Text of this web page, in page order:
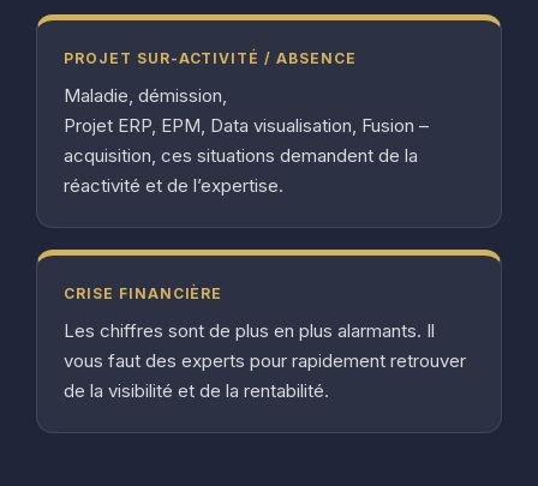
PROJET SUR-ACTIVITÉ / ABSENCE
Maladie, démission,
Projet ERP, EPM, Data visualisation, Fusion –
acquisition, ces situations demandent de la
réactivité et de l’expertise.
CRISE FINANCIÈRE
Les chiffres sont de plus en plus alarmants. Il
vous faut des experts pour rapidement retrouver
de la visibilité et de la rentabilité.